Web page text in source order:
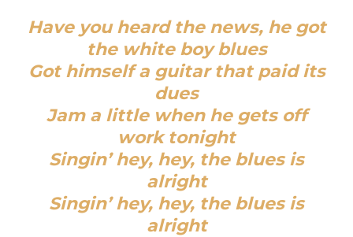
på. På den måten slipper både du og vi å kaste bort tid.
Musikken din passer inn. Kult! Send oss en epost på
review@musikkbloggen.no
Den bør som MINIMUM inneholde følgende:
Litt om deg. Om prosjektet ditt, og når det er release osv.
Link til et sted der vi kan høre et eksempel uten å
måtte lete etter musikken din. Og uten å måtte logge
inn…
(gode eksempler er f.eks Soundcloud og YouTube. Dårlige
er Spotify og Tidal.)
Platen som nedlastbar MP3. Dropbox er fint, eller et av
Have you heard the news, he got
the white boy blues
Got himself a guitar that paid its
dues
Jam a little when he gets off
work tonight
Singin’ hey, hey, the blues is
alright
Singin’ hey, hey, the blues is
alright